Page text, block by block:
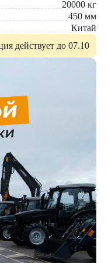
20000 кг
450 мм
Китай
действует до 07.10